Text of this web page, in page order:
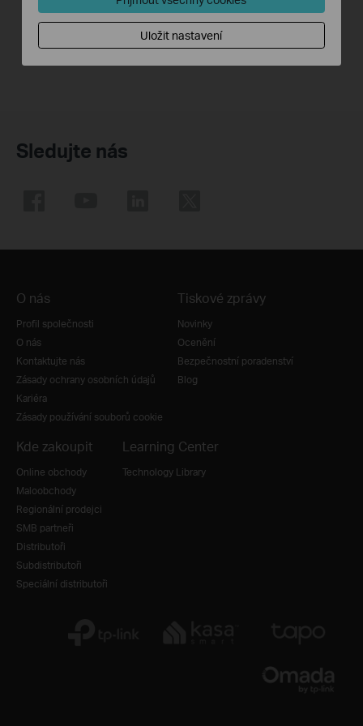
Více Více
Sledujte nás
O nás
Profil společnosti
O nás
Kontaktujte nás
Zásady ochrany osobních údajů
Kariéra
Zásady používání souborů cookie
Tiskové zprávy
Novinky
Ocenění
Bezpečnostní poradenství
Blog
Kde zakoupit
Online obchody
Maloobchody
Regionální prodejci
SMB partneři
Distributoři
Subdistributoři
Speciální distributoři
Learning Center
Technology Library
Uložit nastavení